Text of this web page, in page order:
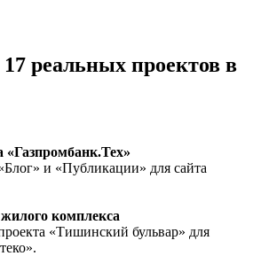
реальных проектов в
«Газпромбанк.Тех»
и «Публикации» для сайта
комплекса
«Тишинский бульвар» для